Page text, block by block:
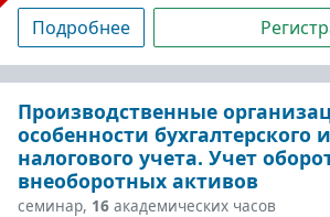
Подробнее
Производственные
особенности бухгалтерского и
налогового учета. Учет
внеоборотных активов
семинар, 16 академических часов